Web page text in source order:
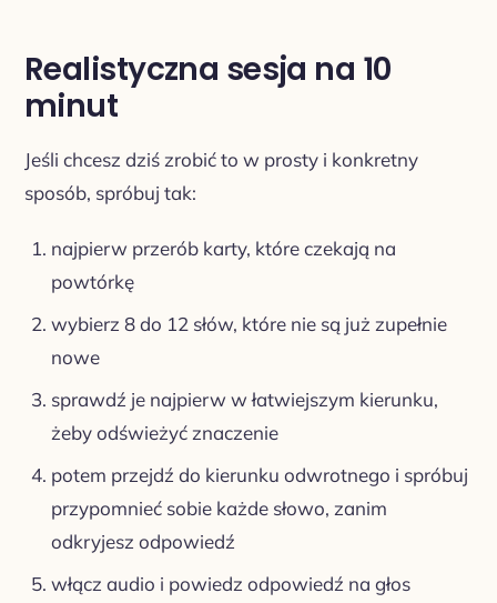
Realistyczna sesja na 10
minut
Jeśli chcesz dziś zrobić to w prosty i konkretny
sposób, spróbuj tak:
najpierw przerób karty, które czekają na
powtórkę
wybierz 8 do 12 słów, które nie są już zupełnie
nowe
sprawdź je najpierw w łatwiejszym kierunku,
żeby odświeżyć znaczenie
potem przejdź do kierunku odwrotnego i spróbuj
przypomnieć sobie każde słowo, zanim
odkryjesz odpowiedź
włącz audio i powiedz odpowiedź na głos